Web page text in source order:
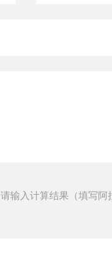
请输入计算结果（填写阿